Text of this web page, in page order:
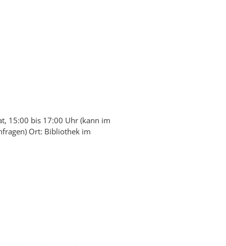
15:00 bis 17:00 Uhr (kann im
Ort: Bibliothek im